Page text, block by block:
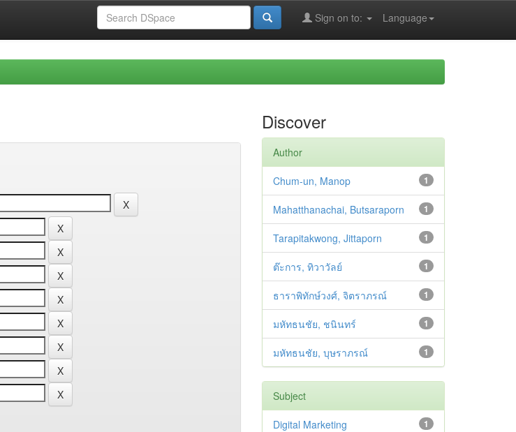
Language
Sign on to:
Discover
Author
1
Chum-un, Manop
1
Mahatthanachai, Butsaraporn
1
Tarapitakwong, Jittaporn
1
ต๊ะการ, ทิวาวัลย์
1
ธาราพิทักษ์วงศ์, จิตราภรณ์
1
มหัทธนชัย, ชนินทร์
1
มหัทธนชัย, บุษราภรณ์
Subject
1
Digital Marketing